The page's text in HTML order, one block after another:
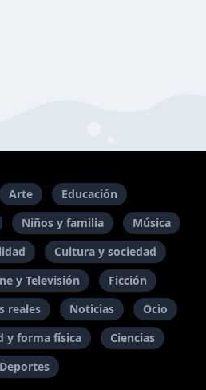
Arte
Educación
Niños y familia
Música
Cultura y sociedad
y Televisión
Ficción
reales Noticias
Ocio
y forma física
Ciencias
Deportes